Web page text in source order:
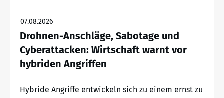
07.08.2026
Drohnen-Anschläge, Sabotage und
Cyberattacken: Wirtschaft warnt vor
hybriden Angriffen
Hybride Angriffe entwickeln sich zu einem ernst zu